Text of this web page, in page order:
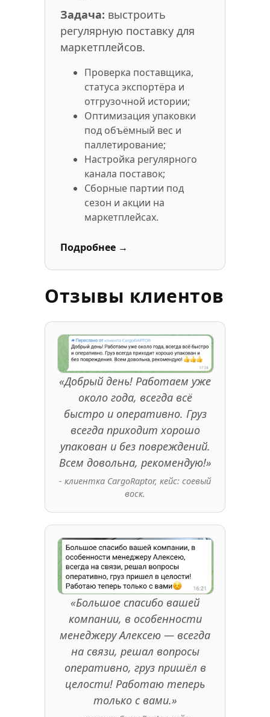
Задача: выстроить
регулярную поставку для
маркетплейсов.
Проверка поставщика,
статуса экспортёра и
отгрузочной истории;
Оптимизация упаковки
под объёмный вес и
паллетирование;
Настройка регулярного
канала поставок;
Сборные партии под
сезон и акции на
маркетплейсах.
Подробнее →
Отзывы клиентов
«Добрый день! Работаем уже
около года, всегда всё
быстро и оперативно. Груз
всегда приходит хорошо
упакован и без повреждений.
Всем довольна, рекомендую!»
- клиентка CargoRaptor, кейс: соевый
воск.
«Большое спасибо вашей
компании, в особенности
менеджеру Алексею — всегда
на связи, решал вопросы
оперативно, груз пришёл в
целости! Работаю теперь
только с вами.»